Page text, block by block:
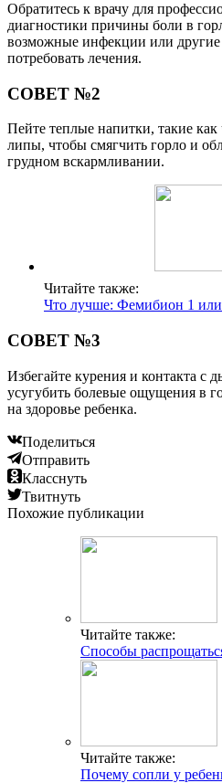
Обратитесь к врачу для
диагностики причины боли в
возможные инфекции или
потребовать лечения.
СОВЕТ №2
Пейте теплые напитки, такие
липы, чтобы смягчить горло и
грудном вскармливании.
Читайте также:
Что лучше: Фемибион 1 или
СОВЕТ №3
Избегайте курения и контакта с
усугубить болевые ощущения в
на здоровье ребенка.
Поделиться
Отправить
Класснуть
Твитнуть
Похожие публикации
Читайте также:
Способы
Читайте также:
Почему сопли у